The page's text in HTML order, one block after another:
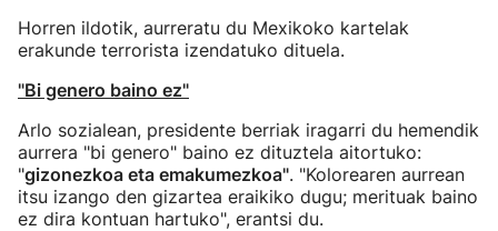
Horren ildotik, aurreratu du Mexikoko kartelak
erakunde terrorista izendatuko dituela.
"Bi genero baino ez"
Arlo sozialean, presidente berriak iragarri du hemendik
aurrera "bi genero" baino ez dituztela aitortuko:
"gizonezkoa eta emakumezkoa". "Kolorearen aurrean
itsu izango den gizartea eraikiko dugu; merituak baino
ez dira kontuan hartuko", erantsi du.